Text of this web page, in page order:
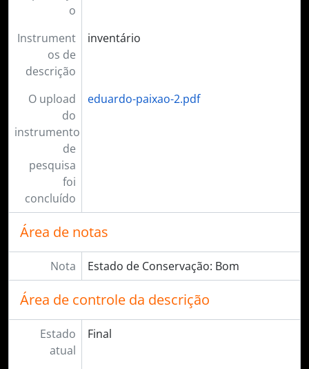
o
Instrument
os de
descrição
inventário
O upload
do
instrumento
de
pesquisa
foi
concluído
eduardo-paixao-2.pdf
Área de notas
Nota Estado de Conservação: Bom
Área de controle da descrição
Estado
atual
Final